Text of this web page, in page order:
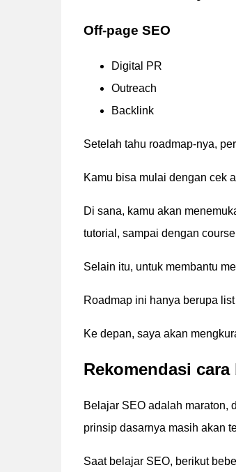
Off-page SEO
Digital PR
Outreach
Backlink
Setelah tahu roadmap-nya,
Kamu bisa mulai dengan cek
Di sana, kamu akan
tutorial, sampai dengan
Selain itu, untuk membantu
Roadmap ini hanya berupa
Ke depan, saya akan
Rekomendasi cara
Belajar SEO adalah maraton,
prinsip dasarnya masih akan
Saat belajar SEO, berikut